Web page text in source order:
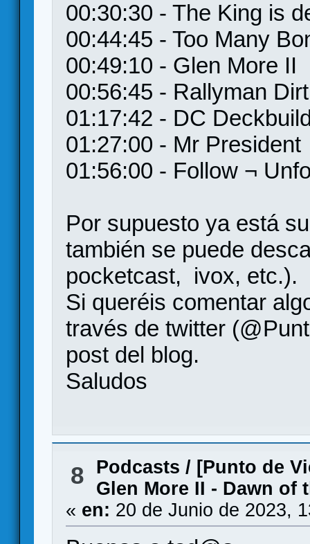
00:30:30 - The King is
00:44:45 - Too Many
00:49:10 - Glen More II
00:56:45 - Rallyman Dirt
01:17:42 - DC
01:27:00 - Mr President
01:56:00 - Follow ¬
Por supuesto ya está
también se puede
pocketcast, ivox, etc.).
Si queréis comentar
través de twitter
post del blog.
Saludos
8 Podcasts / [Punto de
Glen More II - Dawn of
« en: 20 de Junio de 2023,